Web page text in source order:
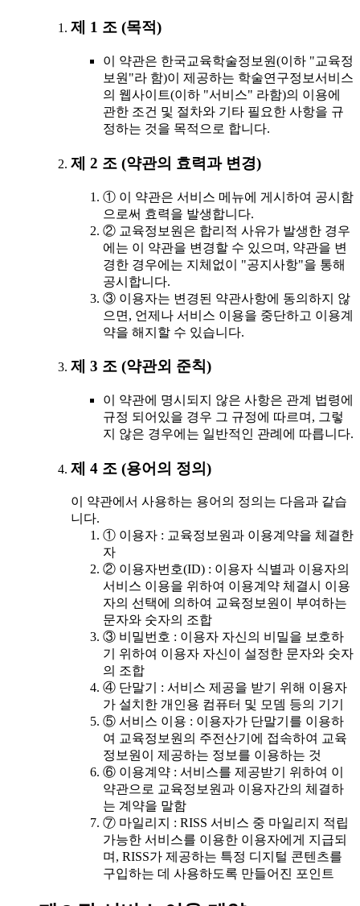
제 1 조 (목적)
이 약관은 한국교육학술정보원(이하 "교육정
보원"라 함)이 제공하는 학술연구정보서비스
의 웹사이트(이하 "서비스" 라함)의 이용에
관한 조건 및 절차와 기타 필요한 사항을 규
정하는 것을 목적으로 합니다.
제 2 조 (약관의 효력과 변경)
① 이 약관은 서비스 메뉴에 게시하여 공시함
으로써 효력을 발생합니다.
② 교육정보원은 합리적 사유가 발생한 경우
에는 이 약관을 변경할 수 있으며, 약관을 변
경한 경우에는 지체없이 "공지사항"을 통해
공시합니다.
③ 이용자는 변경된 약관사항에 동의하지 않
으면, 언제나 서비스 이용을 중단하고 이용계
약을 해지할 수 있습니다.
제 3 조 (약관외 준칙)
이 약관에 명시되지 않은 사항은 관계 법령에
규정 되어있을 경우 그 규정에 따르며, 그렇
지 않은 경우에는 일반적인 관례에 따릅니다.
제 4 조 (용어의 정의)
이 약관에서 사용하는 용어의 정의는 다음과 같습
니다.
① 이용자 : 교육정보원과 이용계약을 체결한
자
② 이용자번호(ID) : 이용자 식별과 이용자의
서비스 이용을 위하여 이용계약 체결시 이용
자의 선택에 의하여 교육정보원이 부여하는
문자와 숫자의 조합
③ 비밀번호 : 이용자 자신의 비밀을 보호하
기 위하여 이용자 자신이 설정한 문자와 숫자
의 조합
④ 단말기 : 서비스 제공을 받기 위해 이용자
가 설치한 개인용 컴퓨터 및 모뎀 등의 기기
⑤ 서비스 이용 : 이용자가 단말기를 이용하
여 교육정보원의 주전산기에 접속하여 교육
정보원이 제공하는 정보를 이용하는 것
⑥ 이용계약 : 서비스를 제공받기 위하여 이
약관으로 교육정보원과 이용자간의 체결하
는 계약을 말함
⑦ 마일리지 : RISS 서비스 중 마일리지 적립
가능한 서비스를 이용한 이용자에게 지급되
며, RISS가 제공하는 특정 디지털 콘텐츠를
구입하는 데 사용하도록 만들어진 포인트